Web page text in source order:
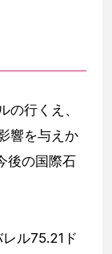
の行くえ、
響を与えか
後の国際石
ル75.21ド